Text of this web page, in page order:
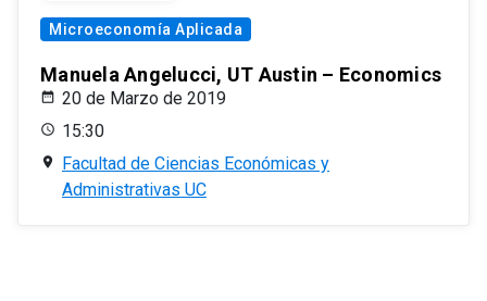
Microeconomía Aplicada
Manuela Angelucci, UT Austin – Economics
20 de Marzo de 2019
15:30
Facultad de Ciencias Económicas y
Administrativas UC